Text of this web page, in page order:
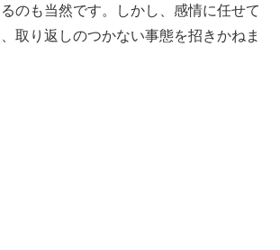
のも当然です。しかし、感情に任せて
取り返しのつかない事態を招きかねま